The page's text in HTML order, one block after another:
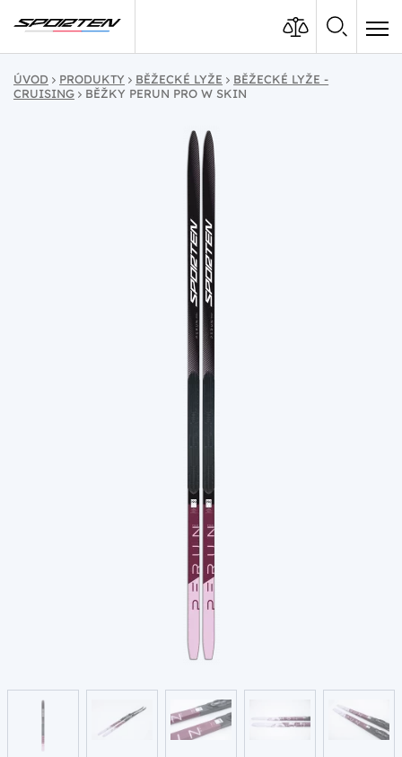
ÚVOD PRODUKTY BĚŽECKÉ LYŽE
BĚŽECKÉ LYŽE -
CRUISING
BĚŽKY PERUN PRO W SKIN